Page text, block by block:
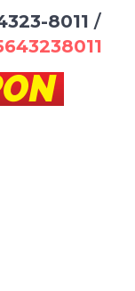
8011 /